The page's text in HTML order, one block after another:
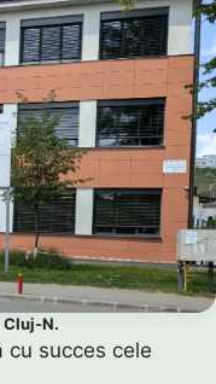
Cluj-N.
cu succes cele